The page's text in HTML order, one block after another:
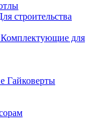
строительства
Комплектующие для
Гайковерты